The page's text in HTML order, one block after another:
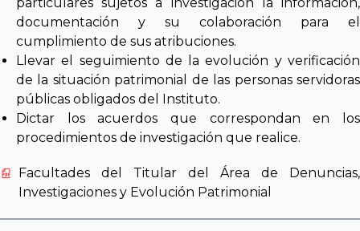
documentación y su colaboración para el
cumplimiento de sus atribuciones.
Llevar el seguimiento de la evolución y verificación
de la situación patrimonial de las personas servidoras
públicas obligados del Instituto.
Dictar los acuerdos que correspondan en los
procedimientos de investigación que realice.
Facultades del Titular del Área de Denuncias,
Investigaciones y Evolución Patrimonial